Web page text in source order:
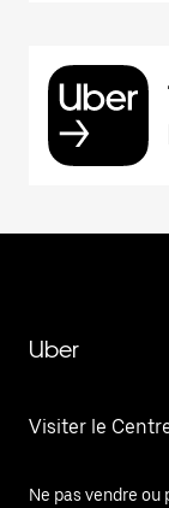
Uber
Visiter le
Ne pas vendre